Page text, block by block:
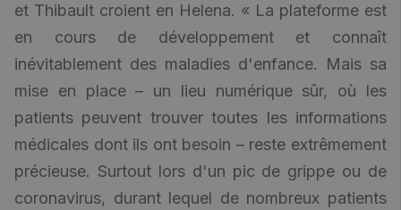
et Thibault croient en Helena. « La plateforme est
en cours de développement et connaît
inévitablement des maladies d'enfance. Mais sa
mise en place ­– un lieu numérique sûr, où les
patients peuvent trouver toutes les informations
médicales dont ils ont besoin – reste extrêmement
précieuse. Surtout lors d'un pic de grippe ou de
coronavirus, durant lequel de nombreux patients